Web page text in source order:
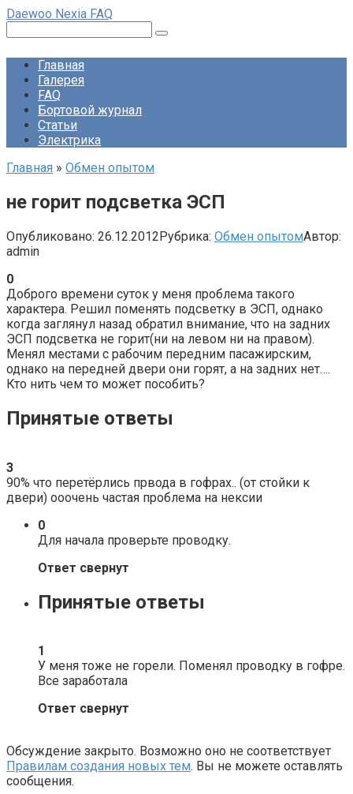
Перейти
контенту
Daewoo Nexia FAQ
Главная
Галерея
FAQ
Бортовой журнал
Статьи
Электрика
Главная » Обмен опытом
не горит подсветка ЭСП
Опубликовано: 26.12.2012Рубрика: Обмен опытомАвтор:
admin
0
Доброго времени суток у меня проблема такого
характера. Решил поменять подсветку в ЭСП, однако
когда заглянул назад обратил внимание, что на задних
ЭСП подсветка не горит(ни на левом ни на правом).
Менял местами с рабочим передним пасажирским,
однако на передней двери они горят, а на задних нет….
Кто нить чем то может пособить?
Принятые ответы
3
90% что перетёрлись првода в гофрах.. (от стойки к
двери) ооочень частая проблема на нексии
0
Для начала проверьте проводку.
Ответ свернут
Принятые ответы
1
У меня тоже не горели. Поменял проводку в гофре.
Все заработала
Ответ свернут
Обсуждение закрыто. Возможно оно не соответствует
Правилам создания новых тем. Вы не можете оставлять
сообщения.